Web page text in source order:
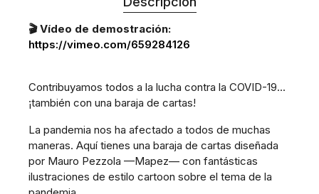
🎬 Vídeo de demostración:
https://vimeo.com/659284126
Contribuyamos todos a la lucha contra la COVID-19...
¡también con una baraja de cartas!
La pandemia nos ha afectado a todos de muchas
maneras. Aquí tienes una baraja de cartas diseñada
por Mauro Pezzola —Mapez— con fantásticas
ilustraciones de estilo cartoon sobre el tema de la